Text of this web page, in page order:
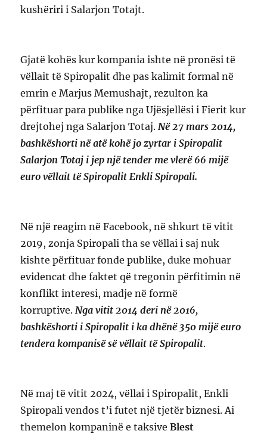
kushëriri i Salarjon Totajt.
Gjatë kohës kur kompania ishte në pronësi të
vëllait të Spiropalit dhe pas kalimit formal në
emrin e Marjus Memushajt, rezulton ka
përfituar para publike nga Ujësjellësi i Fierit kur
drejtohej nga Salarjon Totaj.Në 27 mars 2014,
bashkëshorti në atë kohë jo zyrtar i Spiropalit
Salarjon Totaj i jep një tender me vlerë 66 mijë
euro vëllait të Spiropalit Enkli Spiropali.
Në një reagim në Facebook, në shkurt të vitit
2019, zonja Spiropali tha se vëllai i saj nuk
kishte përfituar fonde publike, duke mohuar
evidencat dhe faktet që tregonin përfitimin në
konflikt interesi, madje në formë
korruptive.Nga vitit 2014 deri në 2016,
bashkëshorti i Spiropalit i ka dhënë 350 mijë euro
tendera kompanisë së vëllait të Spiropalit.
Në maj të vitit 2024, vëllai i Spiropalit, Enkli
Spiropali vendos t’i futet një tjetër biznesi. Ai
themelon kompaninë e taksiveBlest